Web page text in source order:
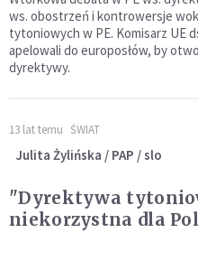
ws. obostrzeń i kontrowersje
tytoniowych w PE. Komisarz UE
apelowali do europosłów, by
dyrektywy.
13 lat temu ŚWIAT
Julita Żylińska / PAP / slo
"Dyrektywa
niekorzystna dla